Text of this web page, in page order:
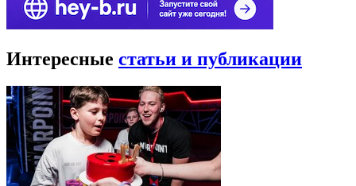
Интересные статьи и публикации